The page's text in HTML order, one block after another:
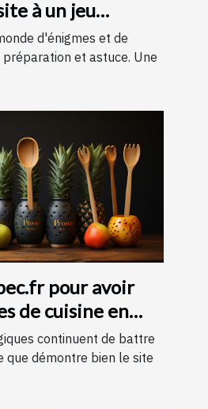
à un jeu
et astuces
d'énigmes et de
et astuce. Une
pour avoir
de cuisine en
continuent de battre
que démontre bien le site